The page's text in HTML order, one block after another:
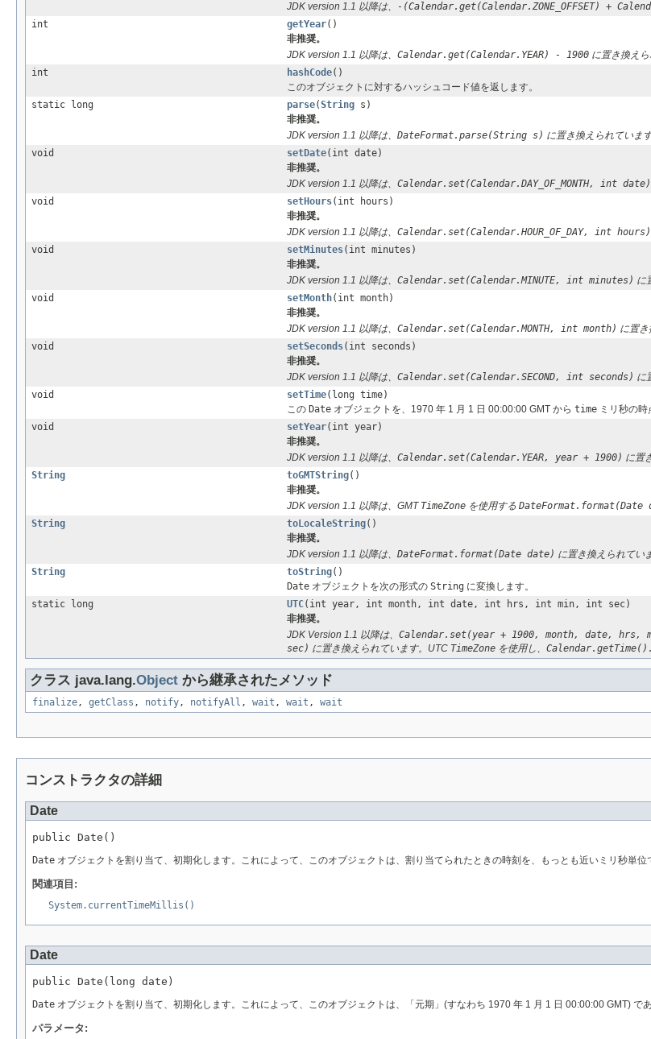
JDK version 1.1 以降は、 -(Calendar.get(Calendar.ZONE_OFFSET) +
int
getYear()
非推奨。
JDK version 1.1 以降は、 Calendar.get(Calendar.YEAR) - 1900 に置き換えら
int
hashCode()
このオブジェクトに対するハッシュコード値を返します。
static long
parse(String s)
非推奨。
JDK version 1.1 以降は、 DateFormat.parse(String s) に置き換えられています
void
setDate(int date)
非推奨。
JDK version 1.1 以降は、 Calendar.set(Calendar.DAY_OF_MONTH, int date)
void
setHours(int hours)
非推奨。
JDK version 1.1 以降は、 Calendar.set(Calendar.HOUR_OF_DAY, int hours)
void
setMinutes(int minutes)
非推奨。
JDK version 1.1 以降は、 Calendar.set(Calendar.MINUTE, int minutes) に
void
setMonth(int month)
非推奨。
JDK version 1.1 以降は、 Calendar.set(Calendar.MONTH, int month) に置き
void
setSeconds(int seconds)
非推奨。
JDK version 1.1 以降は、 Calendar.set(Calendar.SECOND, int seconds) に
void
setTime(long time)
この Date オブジェクトを、1970 年 1 月 1 日 00:00:00 GMT から time ミリ秒の時
void
setYear(int year)
非推奨。
JDK version 1.1 以降は、 Calendar.set(Calendar.YEAR, year + 1900) に置
String
toGMTString()
非推奨。
JDK version 1.1 以降は、GMT TimeZone を使用する DateFormat.format(Date
String
toLocaleString()
非推奨。
JDK version 1.1 以降は、 DateFormat.format(Date date) に置き換えられてい
String
toString()
Date オブジェクトを次の形式の String に変換します。
static long
UTC(int year, int month, int date, int hrs, int min, int sec)
非推奨。
JDK Version 1.1 以降は、 Calendar.set(year + 1900, month, date, hrs,
sec) に置き換えられています。UTC TimeZone を使用し、
クラス java.lang.Object から継承されたメソッド
finalize, getClass , notify, notifyAll , wait , wait , wait
コンストラクタの詳細
Date
public Date()
Date オブジェクトを割り当て、初期化します。これによって、このオブジェクトは、割り当てられたときの時刻を、もっとも近いミリ秒単位
関連項目:
System.currentTimeMillis()
Date
public Date(long date)
Date オブジェクトを割り当て、初期化します。これによって、このオブジェクトは、「元期」(すなわち 1970 年 1 月 1 日 00:00:00 GMT) で
パラメータ: